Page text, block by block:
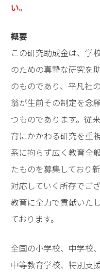
い。
概要
この研究助成金は、学
のための真摯な研究を
のものであり、平凡社
翁が生前その制定を念
つものであります。従
育にかかわる研究を重
系に拘らず広く教育全
たものを募集しており
対応していく所存でご
教育に全力で貢献いた
ております。
全国の小学校、中学校
中等教育学校、特別支